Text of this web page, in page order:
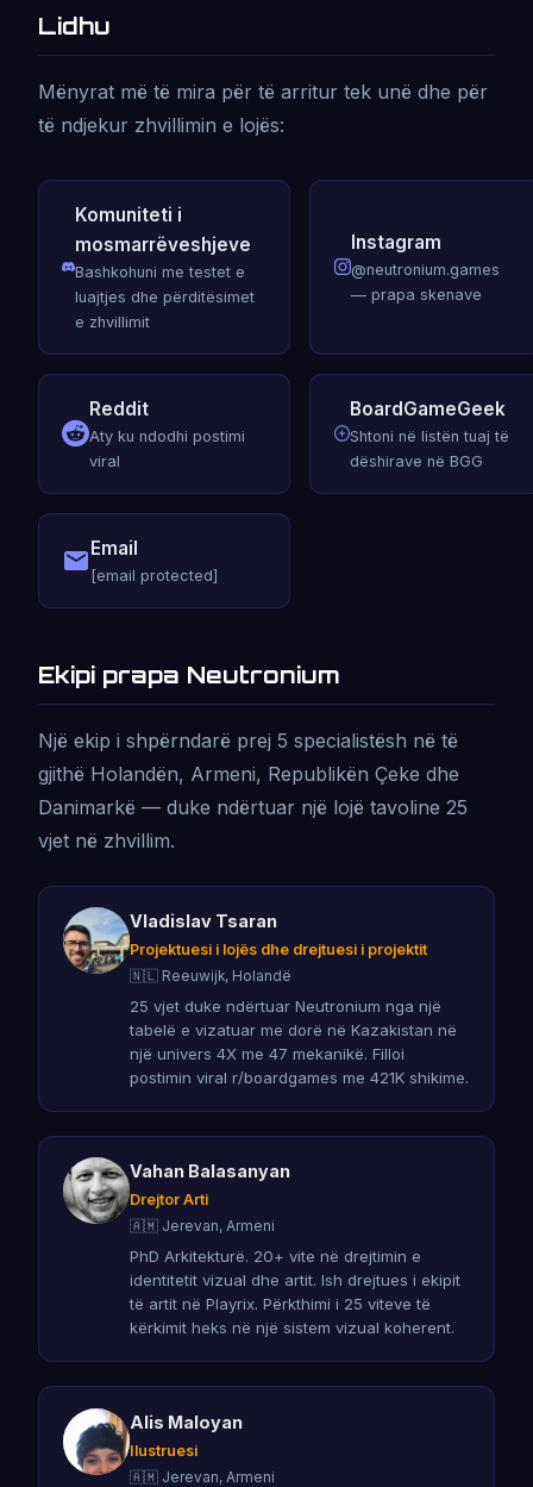
Lidhu
Mënyrat më të mira për të arritur tek unë dhe për
të ndjekur zhvillimin e lojës:
Komuniteti i
mosmarrëveshjeve
Bashkohuni me testet e
luajtjes dhe përditësimet
e zhvillimit
Instagram
@neutronium.games
— prapa skenave
Reddit
Aty ku ndodhi postimi
viral
BoardGameGeek
Shtoni në listën tuaj të
dëshirave në BGG
Email
[email protected]
Ekipi prapa Neutronium
Një ekip i shpërndarë prej 5 specialistësh në të
gjithë Holandën, Armeni, Republikën Çeke dhe
Danimarkë — duke ndërtuar një lojë tavoline 25
vjet në zhvillim.
Vladislav Tsaran
Projektuesi i lojës dhe drejtuesi i projektit
🇳🇱 Reeuwijk, Holandë
25 vjet duke ndërtuar Neutronium nga një
tabelë e vizatuar me dorë në Kazakistan në
një univers 4X me 47 mekanikë. Filloi
postimin viral r/boardgames me 421K shikime.
Vahan Balasanyan
Drejtor Arti
🇦🇲 Jerevan, Armeni
PhD Arkitekturë. 20+ vite në drejtimin e
identitetit vizual dhe artit. Ish drejtues i ekipit
të artit në Playrix. Përkthimi i 25 viteve të
kërkimit heks në një sistem vizual koherent.
Alis Maloyan
Ilustruesi
🇦🇲 Jerevan, Armeni